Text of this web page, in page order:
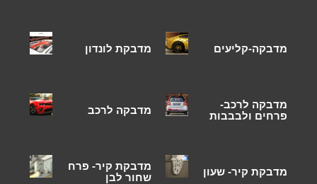
מדבקה-קליעים מדבקת לונדון
מדבקה לרכב-
פרחים ולבבבות
מדבקה לרכב
מדבקת קיר- שעון
מדבקת קיר- פרח
שחור לבן